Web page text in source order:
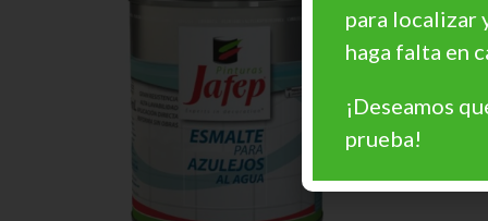
para localizar
haga falta en
¡Deseamos
prueba!